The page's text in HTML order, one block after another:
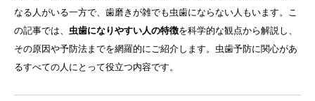
なる人がいる一方で、歯磨きが雑でも虫歯にならない人もいます。こ
の記事では、 虫歯になりやすい人の特徴を科学的な観点から解説し、
その原因や予防法までを網羅的にご紹介します。虫歯予防に関心があ
るすべての人にとって役立つ内容です。